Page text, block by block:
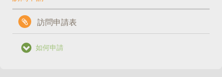
訪問申請表
如何申請